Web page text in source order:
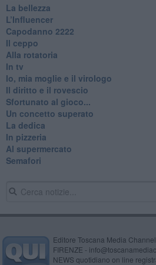
La bellezza
L’Influencer
​Capodanno 2222
Il ceppo
Alla rotatoria
In tv
Io, mia moglie e il virologo
Il diritto e il rovescio
Sfortunato al gioco...
Un concetto superato
La dedica
In pizzeria
Al supermercato
Semafori
Editore Toscana Media
FIRENZE -
NEWS quotidiano on line